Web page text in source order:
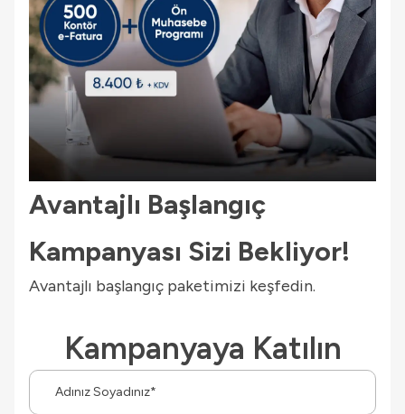
Avantajlı Başlangıç
Kampanyası Sizi Bekliyor!
Avantajlı başlangıç paketimizi keşfedin.
Kampanyaya Katılın
Ad-